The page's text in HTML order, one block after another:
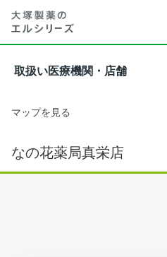
取扱い医療機関・店舗
マップを見る
なの花薬局真栄店